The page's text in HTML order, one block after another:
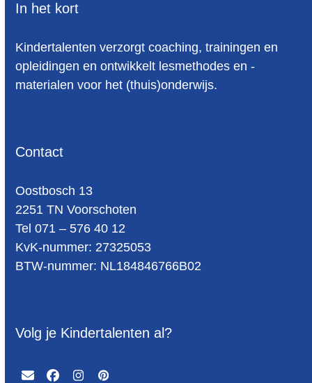
In het kort
Kindertalenten verzorgt coaching, trainingen en
opleidingen en ontwikkelt lesmethodes en -
materialen voor het (thuis)onderwijs.
Contact
Oost­bosch 13
2251 TN Voorschoten
Tel 071 – 576 40 12
KvK-nummer: 27325053
BTW-num­mer: NL184846766B02
Volg je Kindertalenten al?